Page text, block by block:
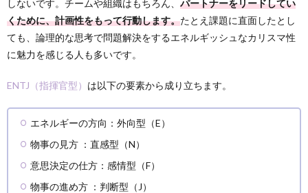
しないです。チームや組織はもちろん、 パートナーをリードしてい
くために、計画性をもって行動します。たとえ課題に直面したとし
ても、論理的な思考で問題解決をするエネルギッシュなカリスマ性
に魅力を感じる人も多いです。
ENTJ（指揮官型） は以下の要素から成り立ちます。
エネルギーの方向：外向型（E）
物事の見方 ：直感型（N）
意思決定の仕方：感情型（F）
物事の進め方 ：判断型（J）